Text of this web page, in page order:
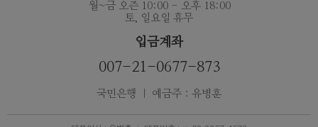
월~금 오즌 10:00 - 오후 18:00
토, 일요일 휴무
입금계좌
007-21-0677-873
국민은행 ｜ 예금주 : 유병훈